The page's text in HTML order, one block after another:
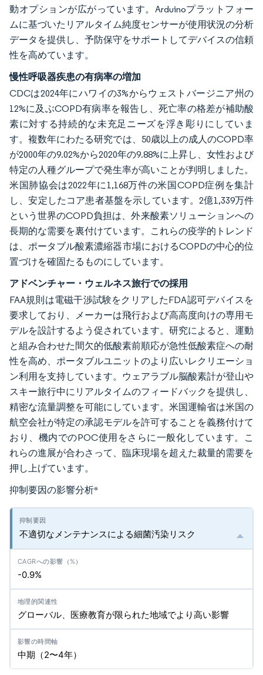
動オプションが広がっています。Arduinoプラットフォー
ムに基づいたリアルタイム純度センサーが使用状況の分析
データを提供し、予防保守をサポートしてデバイスの信頼
性を高めています。
慢性呼吸器疾患の有病率の増加
CDCは2024年にハワイの3%からウェストバージニア州の
12%に及ぶCOPD有病率を報告し、死亡率の格差が補助酸
素に対する持続的な未充足ニーズを浮き彫りにしていま
す。複数年にわたる研究では、50歳以上の成人のCOPD率
が2000年の9.02%から2020年の9.88%に上昇し、女性および
特定の人種グループで発生率が高いことが判明しました。
米国肺協会は2022年に1,168万件の米国COPD症例を集計
し、安定したコア患者基盤を示しています。2億1,339万件
という世界のCOPD負担は、外来酸素ソリューションへの
長期的な需要を裏付けています。これらの疫学的トレンド
は、ポータブル酸素濃縮器市場におけるCOPDの中心的位
置づけを確固たるものにしています。
アドベンチャー・ウェルネス旅行での採用
FAA規則は電磁干渉試験をクリアしたFDA認可デバイスを
要求しており、メーカーは飛行および高高度向けの専用モ
デルを設計するよう促されています。研究によると、運動
と組み合わせた間欠的低酸素前順応が急性低酸素症への耐
性を高め、ポータブルユニットのより広いレクリエーショ
ン利用を支持しています。ウェアラブル脳酸素計が登山や
スキー旅行中にリアルタイムのフィードバックを提供し、
精密な流量調整を可能にしています。米国運輸省は米国の
航空会社が特定の承認モデルを許可することを義務付けて
おり、機内でのPOC使用をさらに一般化しています。こ
れらの進展が合わさって、臨床現場を超えた裁量的需要を
押し上げています。
抑制要因の影響分析*
不適切なメンテナンスによる細菌汚染リスク
-0.9%
グローバル、医療教育が限られた地域でより高い影響
中期（2〜4年）